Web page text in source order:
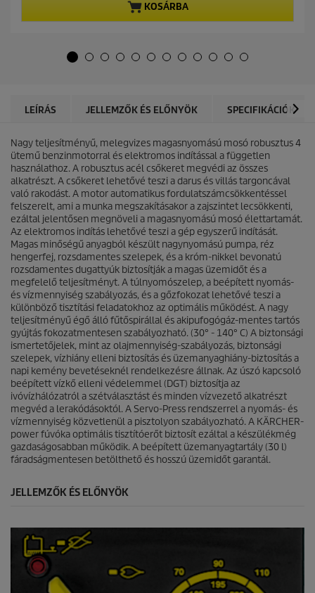
r
e
ő
s
i
l
l
a
g
b
ó
l
.
KOSÁRBA
LEÍRÁS JELLEMZŐK ÉS ELŐNYÖK SPECIFIKÁCIÓK
Nagy teljesítményű, melegvizes magasnyomású mosó robusztus 4
ütemű benzinmotorral és elektromos indítással a független
használathoz. A robusztus acél csőkeret megvédi az összes
alkatrészt. A csőkeret lehetővé teszi a darus és villás targoncával
való rakodást. A motor automatikus fordulatszámcsökkentéssel
felszerelt, ami a munka megszakításakor a zajszintet lecsökkenti,
ezáltal jelentősen megnöveli a magasnyomású mosó élettartamát.
Az elektromos indítás lehetővé teszi a gép egyszerű indítását.
Magas minőségű anyagból készült nagynyomású pumpa, réz
hengerfej, rozsdamentes szelepek, és a króm-nikkel bevonatú
rozsdamentes dugattyúk biztosítják a magas üzemidőt és a
megfelelő teljesítményt. A túlnyomószelep, a beépített nyomás-
és vízmennyiség szabályozás, és a gőzfokozat lehetővé teszi a
különböző tisztítási feladatokhoz az optimális működést. A nagy
teljesítményű égő álló fűtőspirállal és akipufogógáz-mentes tartós
gyújtás fokozatmentesen szabályozható. (30° - 140° C) A biztonsági
ismertetőjelek, mint az olajmennyiség-szabályozás, biztonsági
szelepek, vízhiány elleni biztosítás és üzemanyaghiány-biztosítás a
napi kemény bevetéseknél rendelkezésre állnak. Az úszó kapcsoló
beépített vízkő elleni védelemmel (DGT) biztosítja az
ivóvízhálózatról a szétválasztást és minden vízvezető alkatrészt
megvéd a lerakódásoktól. A Servo-Press rendszerrel a nyomás- és
vízmennyiség közvetlenül a pisztolyon szabályozható. A KÄRCHER-
power fúvóka optimális tisztítóerőt biztosít ezáltal a készülékmég
gazdaságosabban működik. A beépített üzemanyagtartály (30 l)
fáradságmentesen betölthető és hosszú üzemidőt garantál.
JELLEMZŐK ÉS ELŐNYÖK